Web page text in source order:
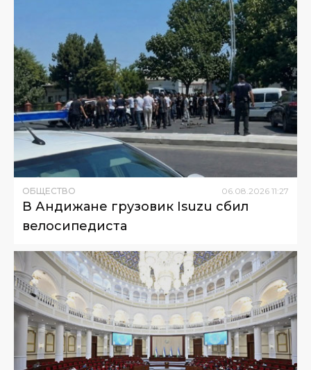
ОБЩЕСТВО 06 08 2026 11:27
В Андижане грузовик Isuzu сбил
велосипедиста